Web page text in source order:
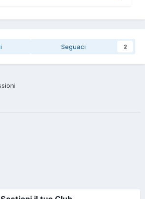
Seguaci 2